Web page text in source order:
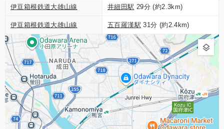
伊豆箱根鉄道大雄山線 井細田駅 29分 (約2.3km)
伊豆箱根鉄道大雄山線 五百羅漢駅 31分 (約2.4km)